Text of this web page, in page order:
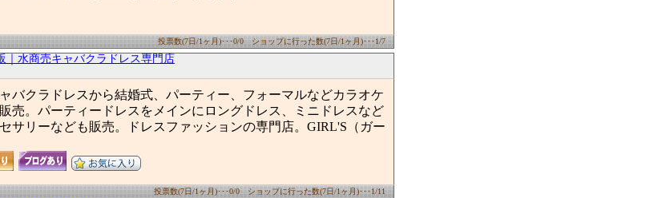
投票数(7日/1ヶ月)･･･0/0 ショップに行った数(7日/1ヶ月)･･･1/7
｜水商売キャバクラドレス専門店
バクラドレスから結婚式、パーティー、フォーマルなどカラオケ
売。パーティードレスをメインにロングドレス、ミニドレスなど
サリーなども販売。ドレスファッションの専門店。GIRL'S（ガー
投票数(7日/1ヶ月)･･･0/0 ショップに行った数(7日/1ヶ月)･･･1/11